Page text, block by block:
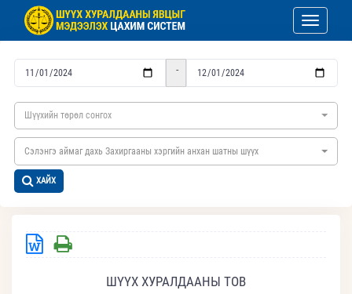
Toggle
-
Шүүхийн төрөл сонгох
Сэлэнгэ аймаг дахь Захиргааны хэргийн анхан шатны шүүх
ХАЙХ
ШҮҮХ ХУРАЛДААНЫ ТОВ